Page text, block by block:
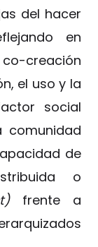
del hacer
en
creación
el uso y la
social
de
o
frente a